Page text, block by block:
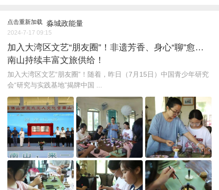
点击重新加载 淼城政能量
2024-7-17 09:15
加入大湾区文艺“朋友圈”！非遗芳香、身心“聊”愈…
南山持续丰富文旅供给！
加入大湾区文艺“朋友圈”！随着，昨日（7月15日）中国青少年研究
会“研究与实践基地”揭牌中国 ...